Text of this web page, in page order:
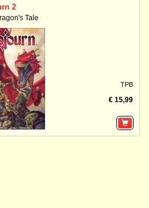
2
Tale
TPB
€ 15,99